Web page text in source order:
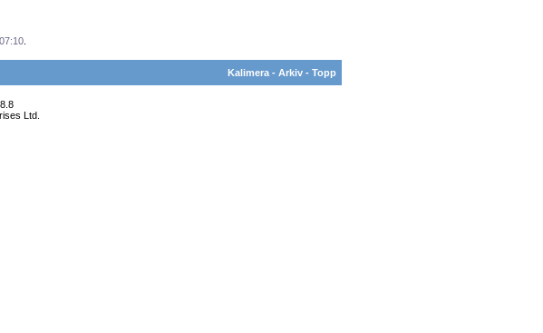
07:10.
Kalimera - Arkiv - Topp
Ltd.